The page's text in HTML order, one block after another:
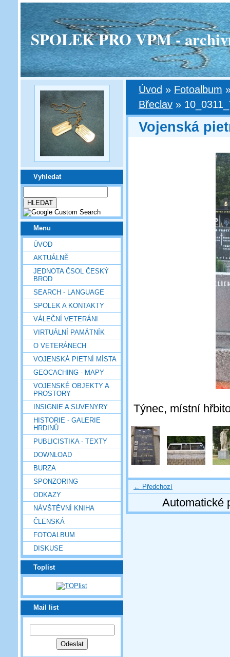
SPOLEK PRO VPM -
Vyhledat
Menu
ÚVOD
AKTUÁLNĚ
JEDNOTA ČSOL ČESKÝ
BROD
SEARCH - LANGUAGE
SPOLEK A KONTAKTY
VÁLEČNÍ VETERÁNI
VIRTUÁLNÍ PAMÁTNÍK
O VETERÁNECH
VOJENSKÁ PIETNÍ MÍSTA
GEOCACHING - MAPY
VOJENSKÉ OBJEKTY A
PROSTORY
INSIGNIE A SUVENYRY
HISTORIE - GALERIE
HRDINŮ
PUBLICISTIKA - TEXTY
DOWNLOAD
BURZA
SPONZORING
ODKAZY
NÁVŠTĚVNÍ KNIHA
ČLENSKÁ
FOTOALBUM
DISKUSE
Toplist
Mail list
Úvod » Fotoalbum
Břeclav »
Vojenská
Týnec, místní
← Předchozí
Automatické